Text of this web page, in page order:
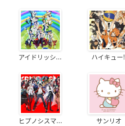
アイドリッシ... ハイキュー
ヒプノシスマ... サンリオ